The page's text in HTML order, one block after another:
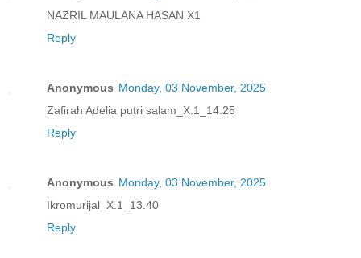
NAZRIL MAULANA HASAN X1
Reply
Anonymous Monday, 03 November, 2025
Zafirah Adelia putri salam_X.1_14.25
Reply
Anonymous Monday, 03 November, 2025
Ikromurijal_X.1_13.40
Reply